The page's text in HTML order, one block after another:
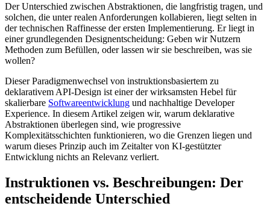
Der Unterschied zwischen Abstraktionen, die langfristig tragen, und
solchen, die unter realen Anforderungen kollabieren, liegt selten in
der technischen Raffinesse der ersten Implementierung. Er liegt in
einer grundlegenden Designentscheidung: Geben wir Nutzern
Methoden zum Befüllen, oder lassen wir sie beschreiben, was sie
wollen?
Dieser Paradigmenwechsel von instruktionsbasiertem zu
deklarativem API-Design ist einer der wirksamsten Hebel für
skalierbare Softwareentwicklung und nachhaltige Developer
Experience. In diesem Artikel zeigen wir, warum deklarative
Abstraktionen überlegen sind, wie progressive
Komplexitätsschichten funktionieren, wo die Grenzen liegen und
warum dieses Prinzip auch im Zeitalter von KI-gestützter
Entwicklung nichts an Relevanz verliert.
Instruktionen vs. Beschreibungen: Der
entscheidende Unterschied